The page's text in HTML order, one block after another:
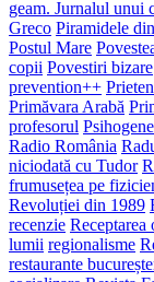
geam. Jurnalul unui
Greco Piramidele
Postul Mare
copii Povestiri bizare
prevention++
Primăvara Arabă
profesorul
Radio România
niciodată cu Tudor
frumusețea pe
Revoluției din 1989
recenzie Receptarea
lumii regionalisme
restaurante